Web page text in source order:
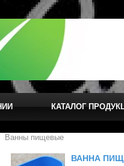
КАТАЛОГ
Ванны пищевые
ВАННА